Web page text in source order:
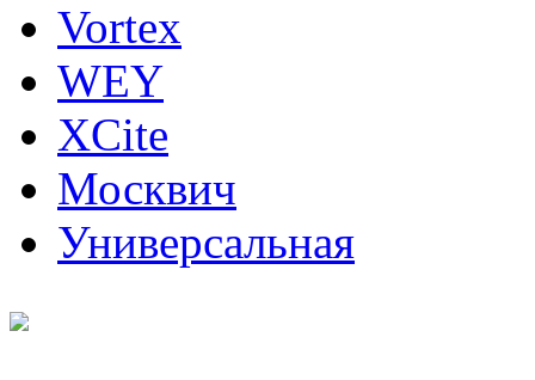
Vortex
WEY
XCite
Москвич
Универсальная